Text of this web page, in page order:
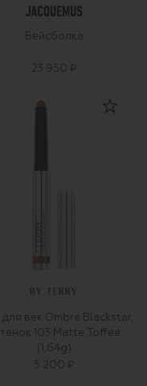
Бейсболка
23 950 ₽
BY TERRY
для век Ombre Blackstar,
103 Matte Toffee
(1,64g)
5 200 ₽